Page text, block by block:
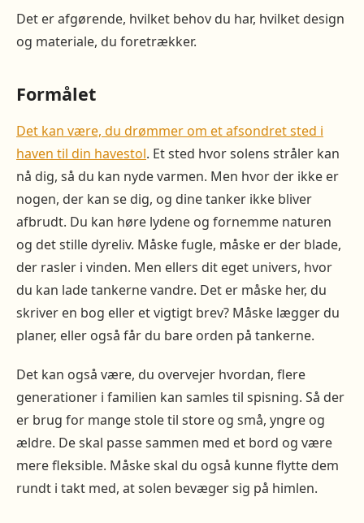
Det er afgørende, hvilket behov du har, hvilket design
og materiale, du foretrækker.
Formålet
Det kan være, du drømmer om et afsondret sted i
haven til din havestol. Et sted hvor solens stråler kan
nå dig, så du kan nyde varmen. Men hvor der ikke er
nogen, der kan se dig, og dine tanker ikke bliver
afbrudt. Du kan høre lydene og fornemme naturen
og det stille dyreliv. Måske fugle, måske er der blade,
der rasler i vinden. Men ellers dit eget univers, hvor
du kan lade tankerne vandre. Det er måske her, du
skriver en bog eller et vigtigt brev? Måske lægger du
planer, eller også får du bare orden på tankerne.
Det kan også være, du overvejer hvordan, flere
generationer i familien kan samles til spisning. Så der
er brug for mange stole til store og små, yngre og
ældre. De skal passe sammen med et bord og være
mere fleksible. Måske skal du også kunne flytte dem
rundt i takt med, at solen bevæger sig på himlen.